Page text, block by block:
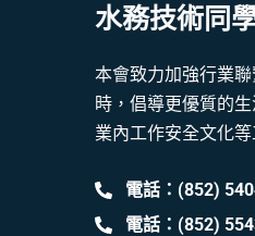
水務技術同
本會致力加強行業
時，倡導更優質的
業內工作安全文化等
電話：(852)
電話：(852)